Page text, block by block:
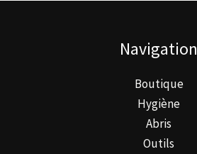
Navigation
Boutique
Hygiène
Abris
Outils